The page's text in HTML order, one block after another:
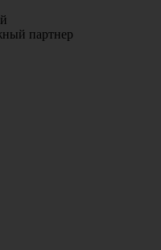
партнер